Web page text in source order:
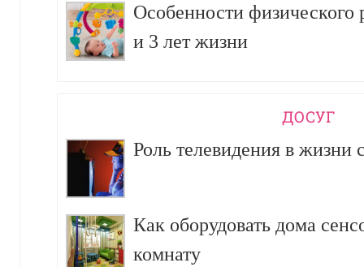
Особенности физического
и 3 лет жизни
ДОСУГ
Роль телевидения в жизни
Как оборудовать дома
комнату